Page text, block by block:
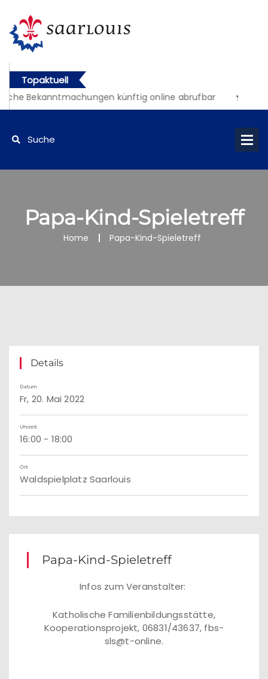
Topaktuell
Bekanntmachungen künftig online abrufbar
Papa-Kind-Spieletreff
Home Papa-Kind-Spieletreff
Details
Datum
Fr, 20. Mai 2022
Uhrzeit:
16:00 - 18:00
Ort:
Waldspielplatz Saarlouis
Papa-Kind-Spieletreff
Infos zum Veranstalter:
Katholische Familienbildungsstätte,
Kooperationsprojekt, 06831/43637, fbs-
sls@t-online.